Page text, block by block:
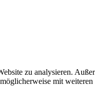
zu analysieren.
mit